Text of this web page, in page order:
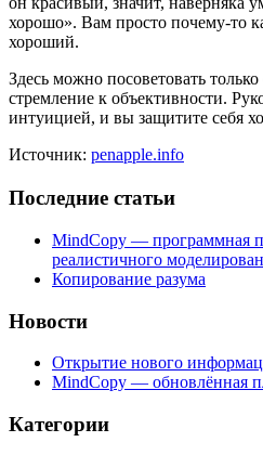
хорошо». Вам просто почему‑то
хороший.
Здесь можно посоветовать
стремление к объективности.
интуицией, и вы защитите себя
Источник: penapple.info
Последние статьи
MindCopy — программная
реалистичного
Копирование разума
Новости
Открытие нового
MindCopy — обновлённая
Категории